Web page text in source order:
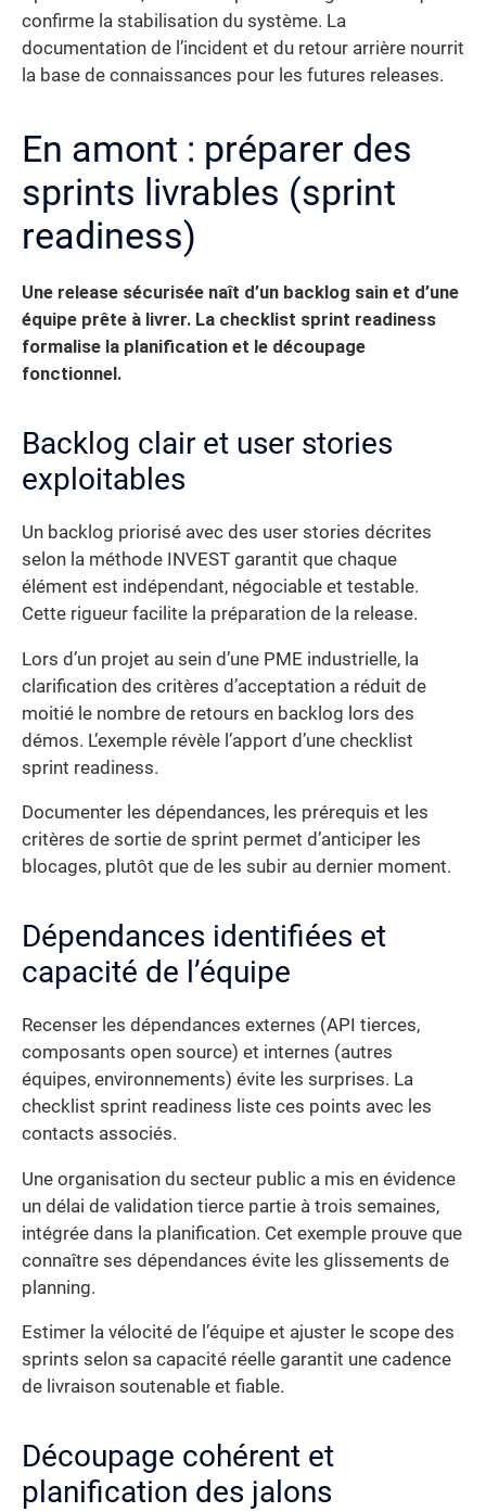
confirme la stabilisation du système. La
documentation de l’incident et du retour arrière nourrit
la base de connaissances pour les futures releases.
En amont : préparer des
sprints livrables (sprint
readiness)
Une release sécurisée naît d’un backlog sain et d’une
équipe prête à livrer. La checklist sprint readiness
formalise la planification et le découpage
fonctionnel.
Backlog clair et user stories
exploitables
Un backlog priorisé avec des user stories décrites
selon la méthode INVEST garantit que chaque
élément est indépendant, négociable et testable.
Cette rigueur facilite la préparation de la release.
Lors d’un projet au sein d’une PME industrielle, la
clarification des critères d’acceptation a réduit de
moitié le nombre de retours en backlog lors des
démos. L’exemple révèle l’apport d’une checklist
sprint readiness.
Documenter les dépendances, les prérequis et les
critères de sortie de sprint permet d’anticiper les
blocages, plutôt que de les subir au dernier moment.
Dépendances identifiées et
capacité de l’équipe
Recenser les dépendances externes (API tierces,
composants open source) et internes (autres
équipes, environnements) évite les surprises. La
checklist sprint readiness liste ces points avec les
contacts associés.
Une organisation du secteur public a mis en évidence
un délai de validation tierce partie à trois semaines,
intégrée dans la planification. Cet exemple prouve que
connaître ses dépendances évite les glissements de
planning.
Estimer la vélocité de l’équipe et ajuster le scope des
sprints selon sa capacité réelle garantit une cadence
de livraison soutenable et fiable.
Découpage cohérent et
planification des jalons